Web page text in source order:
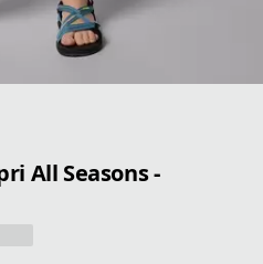
All Seasons -